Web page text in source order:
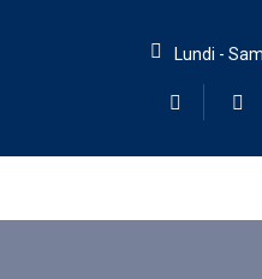
Lundi -